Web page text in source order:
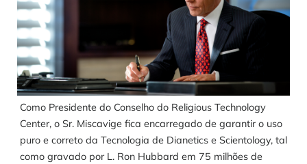
Como Presidente do Conselho do Religious Technology
Center, o Sr. Miscavige fica encarregado de garantir o uso
puro e correto da Tecnologia de Dianetics e Scientology, tal
como gravado por L. Ron Hubbard em 75 milhões de